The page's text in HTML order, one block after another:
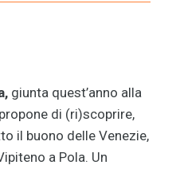
giunta quest’anno alla
di (ri)scoprire,
il buono delle Venezie,
a Pola. Un